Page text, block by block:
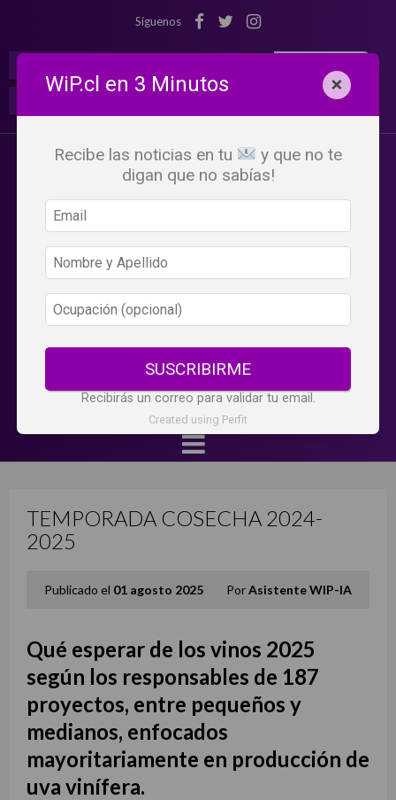
Síguenos
TEMPORADA COSECHA 2024-
2025
Publicado el 01 agosto 2025 PorAsistente WIP-IA
Qué esperar de los vinos 2025
según los responsables de 187
proyectos, entre pequeños y
medianos, enfocados
mayoritariamente en producción de
uva vinífera.
WiP.cl en 3 Minutos ×
Recibe las noticias en tu
y que no te
digan que no sabías!
SUSCRIBIRME
Recibirás un correo para validar tu email.
Created using Perfit